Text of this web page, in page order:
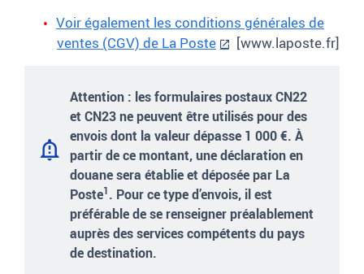
Voir également les conditions générales de
ventes (CGV) de La Poste
[www.laposte.fr]
Attention : les formulaires postaux CN22
et CN23 ne peuvent être utilisés pour des
envois dont la valeur dépasse 1 000€. À
partir de ce montant, une déclaration en
douane sera établie et déposée par La
Poste1. Pour ce type d’envois, il est
préférable de se renseigner préalablement
auprès des services compétents du pays
de destination.